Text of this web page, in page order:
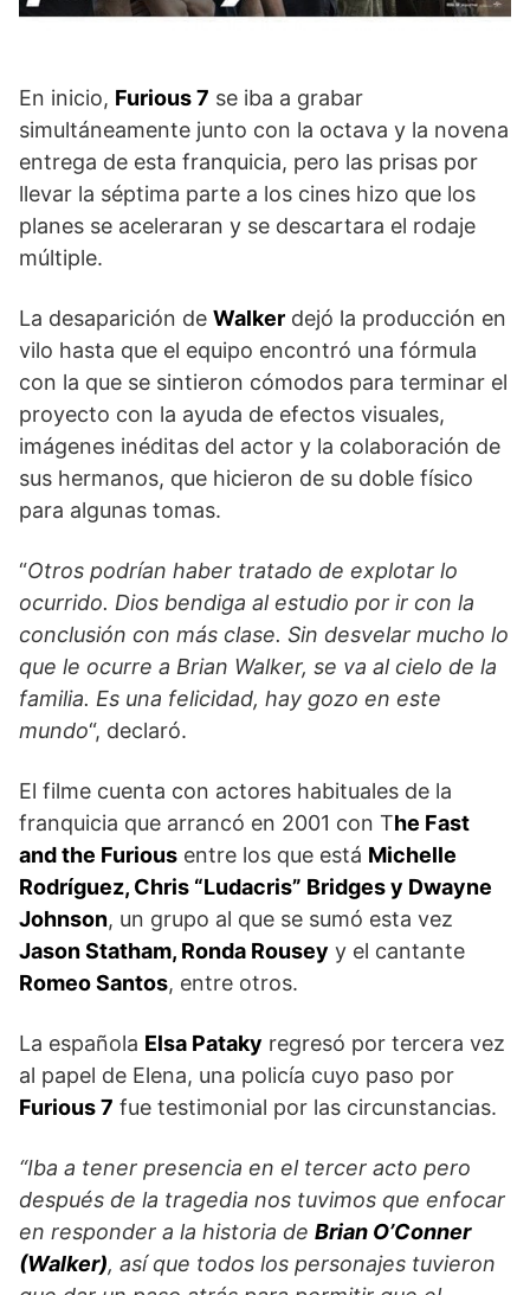
En inicio, Furious 7 se iba a grabar
simultáneamente junto con la octava y la novena
entrega de esta franquicia, pero las prisas por
llevar la séptima parte a los cines hizo que los
planes se aceleraran y se descartara el rodaje
múltiple.
La desaparición de Walker dejó la producción en
vilo hasta que el equipo encontró una fórmula
con la que se sintieron cómodos para terminar el
proyecto con la ayuda de efectos visuales,
imágenes inéditas del actor y la colaboración de
sus hermanos, que hicieron de su doble físico
para algunas tomas.
“Otros podrían haber tratado de explotar lo
ocurrido. Dios bendiga al estudio por ir con la
conclusión con más clase. Sin desvelar mucho lo
que le ocurre a Brian Walker, se va al cielo de la
familia. Es una felicidad, hay gozo en este
mundo“, declaró.
El filme cuenta con actores habituales de la
franquicia que arrancó en 2001 con The Fast
and the Furious entre los que está Michelle
Rodríguez, Chris “Ludacris” Bridges y Dwayne
Johnson, un grupo al que se sumó esta vez
Jason Statham, Ronda Rousey y el cantante
Romeo Santos, entre otros.
La española Elsa Pataky regresó por tercera vez
al papel de Elena, una policía cuyo paso por
Furious 7 fue testimonial por las circunstancias.
“Iba a tener presencia en el tercer acto pero
después de la tragedia nos tuvimos que enfocar
en responder a la historia de Brian O’Conner
(Walker), así que todos los personajes tuvieron